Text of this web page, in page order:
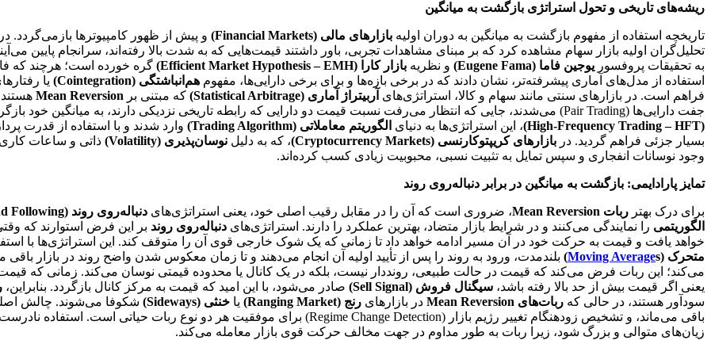
ریشه‌های تاریخی و تحول استراتژی بازگشت به میانگین
تاریخچه استفاده از مفهوم بازگشت به میانگین به دوران اولیه بازارهای مالی (Financial Markets)
و پیش از ظهور کامپیوترها بازمی‌گردد.
تحلیل‌گران اولیه بازار سهام مشاهده کرد که بر مبنای مشاهدات تجربی، باور داشتند قیمت‌هایی که به شدت بالا رفته‌اند، سرانجام پایین
به تحقیقات پروفسور یوجین فاما (Eugene Fama) و نظریه بازار کارا (Efficient Market Hypothesis – EMH)
گره خورده است؛ هرچند که
استفاده از مدل‌های آماری پیشرفته‌تر، نشان دادند که در برخی بازه‌ها و برای برخی دارایی‌ها، مفهوم هم‌انباشتگی (Cointegration)
یا
فراهم است. در بازارهای سنتی مانند سهام و کالا، استراتژی‌های آربیتراژ آماری (Statistical Arbitrage) که مبتنی بر Mean Reversion
جفت دارایی‌ها (Pair Trading) می‌شدند، جایی که انتظار می‌رفت نسبت قیمت دو دارایی که رابطه تاریخی نزدیکی دارند، به میانگین خود بازگردد. با ورود فناوری‌های معاملاتی پیشرفته و
(High-Frequency Trading – HFT)
، این استراتژی‌ها به دنیای الگوریتم معاملاتی (Trading Algorithm)
وارد شدند و با استفاده از قدرت
بسیار جزئی فراهم گردید. در بازارهای کریپتوکارنسی (Cryptocurrency Markets) ، که به دلیل نوسان‌پذیری (Volatility) ذاتی و ساعات کاری ۲۴/۷ شناخته می‌شوند، استراتژی‌های
وجود نوسانات انفجاری و سپس تمایل به تثبیت نسبی، محبوبیت زیادی کسب کرده‌اند.
تمایز پارادایمی: بازگشت به میانگین در برابر دنباله‌روی روند
برای درک بهتر ربات Mean Reversion ، ضروری است که آن را در مقابل رقیب اصلی خود، یعنی استراتژی‌های دنباله‌روی روند (Trend Following)
الگوریتمی را نمایندگی می‌کنند و در شرایط بازار متضاد، بهترین عملکرد را دارند. استراتژی‌های دنباله‌روی روند بر این فرض استوارند که
خواهد یافت و قیمت به حرکت خود در آن مسیر ادامه خواهد داد تا زمانی که یک شوک خارجی قوی آن را متوقف کند. این استراتژی‌ها با
متحرک ( Moving Averages) بلندمدت، ورود به روند را پس از تأیید اولیه آن انجام می‌دهند و تا زمان معکوس شدن واضح روند در بازار باقی
می‌کند؛ این ربات فرض می‌کند که قیمت در حالت طبیعی، رونددار نیست، بلکه در یک کانال یا محدوده قیمتی نوسان می‌کند. زمانی که
یعنی اگر قیمت بیش از حد بالا رفته باشد، سیگنال فروش (Sell Signal) صادر می‌شود، با این امید که قیمت به مرکز کانال بازگردد. بنابراین،
سودآور هستند، در حالی که ربات‌های Mean Reversion در بازارهای رنج (Ranging Market) یا خنثی (Sideways)
شکوفا می‌شوند. چالش
باقی می‌ماند، و تشخیص زودهنگام تغییر رژیم بازار (Regime Change Detection) برای موفقیت هر دو نوع ربات حیاتی است. استفاده نادرست از
زیان‌های متوالی و بزرگ شود، زیرا ربات به طور مداوم در جهت مخالف حرکت قوی بازار معامله می‌کند.